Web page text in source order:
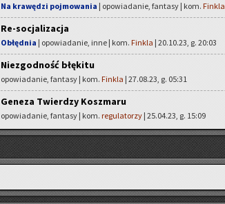
Na krawędzi pojmowania | opowiadanie, fantasy | kom. Finkla
Re-socjalizacja
Obłędnia | opowiadanie, inne | kom. Finkla | 20.10.23, g. 20:03
Niezgodność błękitu
opowiadanie, fantasy | kom. Finkla | 27.08.23, g. 05:31
Geneza Twierdzy Koszmaru
opowiadanie, fantasy | kom. regulatorzy | 25.04.23, g. 15:09